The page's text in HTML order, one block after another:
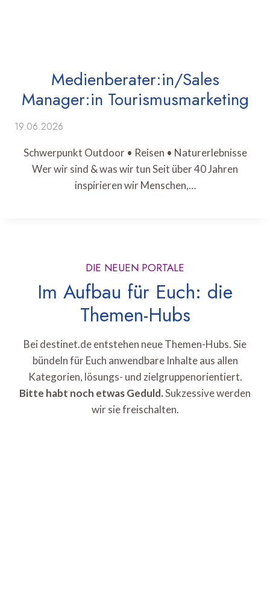
Medienberater:in/Sales
Manager:in Tourismusmarketing
19.06.2026
Schwerpunkt Outdoor • Reisen • Naturerlebnisse
Wer wir sind & was wir tun Seit über 40 Jahren
inspirieren wir Menschen,…
DIE NEUEN PORTALE
Im Aufbau für Euch: die
Themen-Hubs
Bei destinet.de entstehen neue Themen-Hubs. Sie
bündeln für Euch anwendbare Inhalte aus allen
Kategorien, lösungs- und zielgruppenorientiert.
Bitte habt noch etwas Geduld.Sukzessive werden
wir sie freischalten.